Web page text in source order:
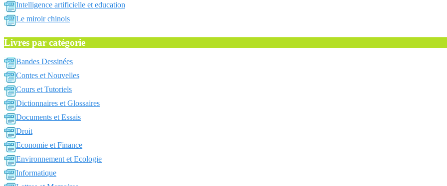
Intelligence artificielle et education
Le miroir chinois
Livres par catégorie
Bandes Dessinées
Contes et Nouvelles
Cours et Tutoriels
Dictionnaires et Glossaires
Documents et Essais
Droit
Economie et Finance
Environnement et Ecologie
Informatique